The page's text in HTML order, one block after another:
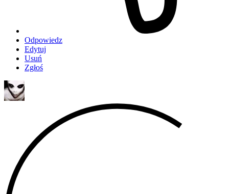
Odpowiedz
Edytuj
Usuń
Zgłoś